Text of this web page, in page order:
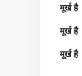
मूर्ख है
मूर्ख है
मूर्ख है